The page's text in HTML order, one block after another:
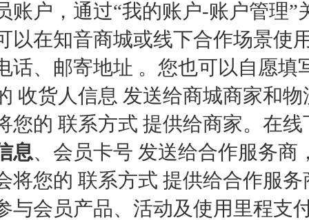
账户，通过“我的账户-账户管理”
以在知音商城或线下合作场景使
话、邮寄地址 。您也可以自愿
收货人信息 发送给商城商家和
您的 联系方式 提供给商家。在
息、会员卡号 发送给合作服务
将您的 联系方式 提供给合作服务
与会员产品、活动及使用里程支